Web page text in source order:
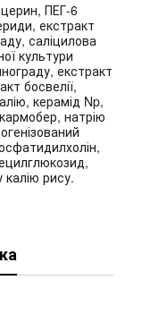
ПЕГ-6
екстракт
саліцилова
культури
екстракт
босвелії,
керамід Np,
натрію
калію рису.